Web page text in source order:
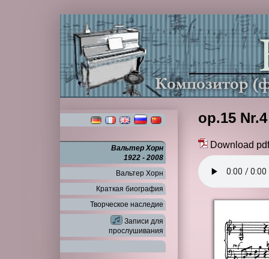
Вальтер Хорн
1922 - 2008
Вальтер Хорн
Краткая биография
Творческое наследие
Записи для
прослушивания
op.15
Download pdf